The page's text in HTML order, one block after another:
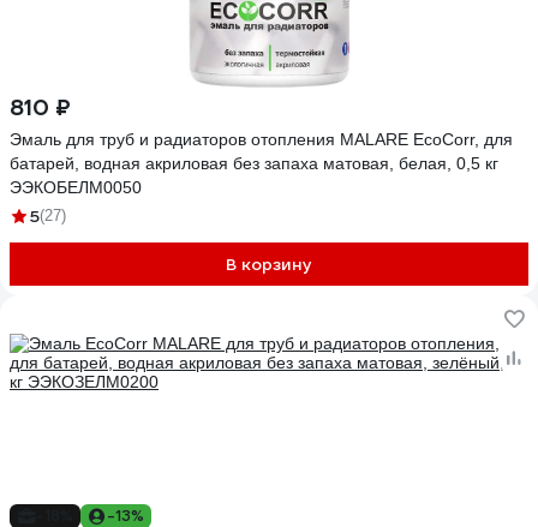
810 ₽
Эмаль для труб и радиаторов отопления MALARE EcoCorr, для
батарей, водная акриловая без запаха матовая, белая, 0,5 кг
ЭЭКОБЕЛМ0050
5(27)
В корзину
-13%